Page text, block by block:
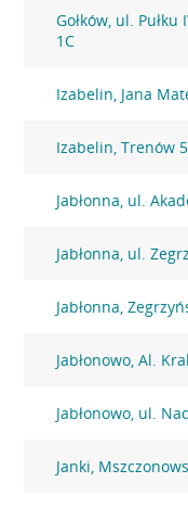
Gołków, ul. Pułku
1C
Izabelin, Jana
Izabelin, Trenów
Jabłonna, ul.
Jabłonna, ul.
Jabłonna,
Jabłonowo, Al.
Jabłonowo, ul.
Janki,